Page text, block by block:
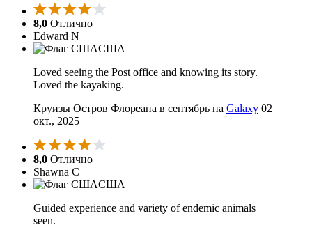
8,0 Отлично
Edward N
США
Loved seeing the Post office and knowing its story.
Loved the kayaking.
Круизы Остров Флореана в сентябрь на Galaxy 02
окт., 2025
8,0 Отлично
Shawna C
США
Guided experience and variety of endemic animals
seen.